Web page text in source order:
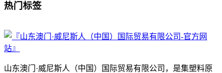
热门标签
山东澳门·威尼斯人（中国）国际贸易有限公司，是集塑料原